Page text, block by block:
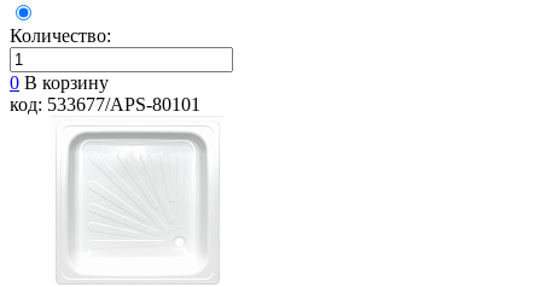
Количество:
0 В корзину
код: 533677/APS-80101